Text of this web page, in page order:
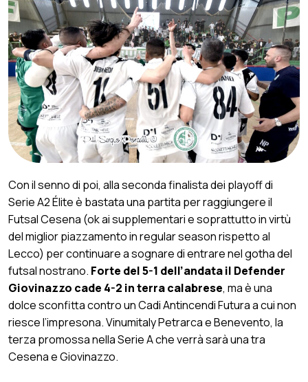
Con il senno di poi, alla seconda finalista dei playoff di
Serie A2 Élite è bastata una partita per raggiungere il
Futsal Cesena (ok ai supplementari e soprattutto in virtù
del miglior piazzamento in regular season rispetto al
Lecco) per continuare a sognare di entrare nel gotha del
futsal nostrano. Forte del 5-1 dell’andata il Defender
Giovinazzo cade 4-2 in terra calabrese, ma è una
dolce sconfitta contro un Cadi Antincendi Futura a cui non
riesce l’impresona. Vinumitaly Petrarca e Benevento, la
terza promossa nella Serie A che verrà sarà una tra
Cesena e Giovinazzo.